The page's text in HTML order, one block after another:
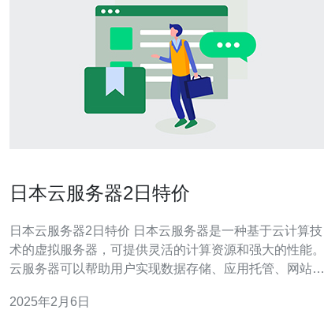
日本云服务器2日特价
日本云服务器2日特价 日本云服务器是一种基于云计算技
术的虚拟服务器，可提供灵活的计算资源和强大的性能。
云服务器可以帮助用户实现数据存储、应用托管、网站部
可以享受折扣价格购买云服务器，为您的业务提供高效稳
2025年2月6日